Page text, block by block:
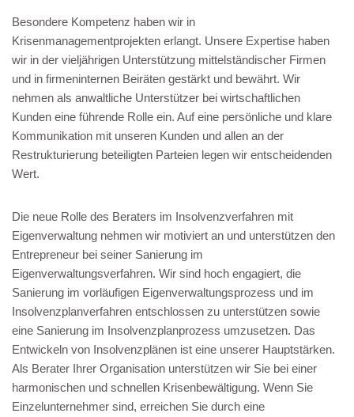
Besondere Kompetenz haben wir in
Krisenmanagementprojekten erlangt. Unsere Expertise haben
wir in der vieljährigen Unterstützung mittelständischer Firmen
und in firmeninternen Beiräten gestärkt und bewährt. Wir
nehmen als anwaltliche Unterstützer bei wirtschaftlichen
Kunden eine führende Rolle ein. Auf eine persönliche und klare
Kommunikation mit unseren Kunden und allen an der
Restrukturierung beteiligten Parteien legen wir entscheidenden
Wert.
Die neue Rolle des Beraters im Insolvenzverfahren mit
Eigenverwaltung nehmen wir motiviert an und unterstützen den
Entrepreneur bei seiner Sanierung im
Eigenverwaltungsverfahren. Wir sind hoch engagiert, die
Sanierung im vorläufigen Eigenverwaltungsprozess und im
Insolvenzplanverfahren entschlossen zu unterstützen sowie
eine Sanierung im Insolvenzplanprozess umzusetzen. Das
Entwickeln von Insolvenzplänen ist eine unserer Hauptstärken.
Als Berater Ihrer Organisation unterstützen wir Sie bei einer
harmonischen und schnellen Krisenbewältigung. Wenn Sie
Einzelunternehmer sind, erreichen Sie durch eine